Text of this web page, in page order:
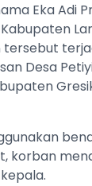
Eka Adi
Desa
korban